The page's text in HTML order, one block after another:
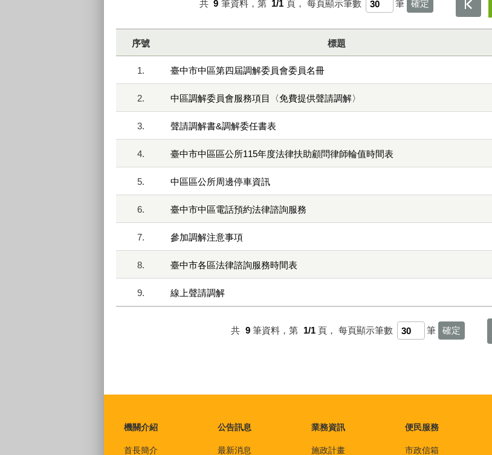
共 9 筆資料，第 1/1 頁， 每頁顯示筆數 筆
序號 標題
1. 臺中市中區第四屆調解委員會委員名冊
2. 中區調解委員會服務項目〈免費提供聲請調解〉
3. 聲請調解書&調解委任書表
4. 臺中市中區區公所115年度法律扶助顧問律師輪值時間表
5. 中區區公所周邊停車資訊
6. 臺中市中區電話預約法律諮詢服務
7. 參加調解注意事項
8. 臺中市各區法律諮詢服務時間表
9. 線上聲請調解
共 9 筆資料，第 1/1 頁， 每頁顯示筆數 筆
機關介紹
首長簡介
公告訊息
最新消息
業務資訊
施政計畫
便民服務
市政信箱